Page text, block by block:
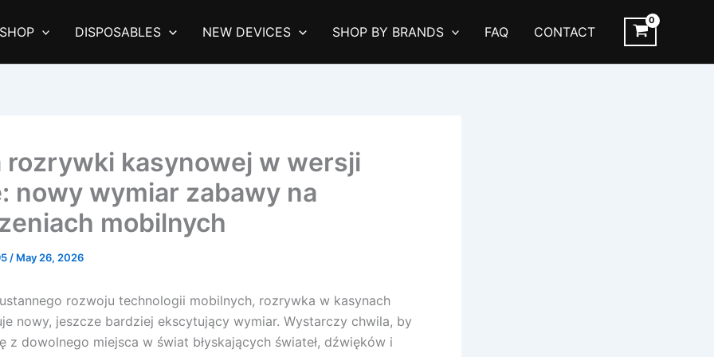
SHOP DISPOSABLES NEW DEVICES SHOP BY BRANDS FAQ CONTACT
rozrywki kasynowej w wersji
nowy wymiar zabawy na
mobilnych
/ May 26, 2026
rozwoju technologii mobilnych, rozrywka w kasynach
nowy, jeszcze bardziej ekscytujący wymiar. Wystarczy chwila, by
z dowolnego miejsca w świat błyskających świateł, dźwięków i